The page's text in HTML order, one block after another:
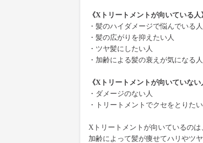
《Xトリートメントが向いている人
・髪のハイダメージで悩んでいる人
・髪の広がりを抑えたい人
・ツヤ髪にしたい人
・加齢による髪の衰えが気になる人
《Xトリートメントが向いていない
・ダメージのない人
・トリートメントでクセをとりた
Xトリートメントが向いているの
加齢によって髪が痩せてハリやツ